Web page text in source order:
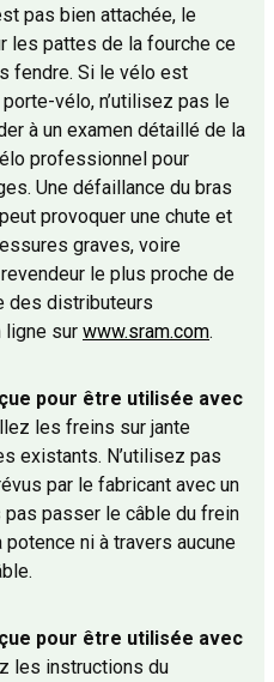
pas bien attachée, le
les pattes de la fourche ce
fendre. Si le vélo est
vélo, n’utilisez pas le
à un examen détaillé de la
professionnel pour
Une défaillance du bras
provoquer une chute et
graves, voire
le plus proche de
des distributeurs
ligne sur www.sram.com.
pour être utilisée avec
les freins sur jante
existants. N’utilisez pas
par le fabricant avec un
passer le câble du frein
ni à travers aucune
pour être utilisée avec
les instructions du